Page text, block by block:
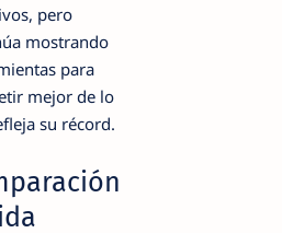
pero
mostrando
para
mejor de lo
su récord.